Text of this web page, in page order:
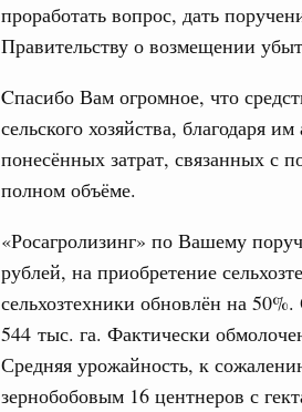
проработать вопрос, дать
Правительству о возмещении
Cпасибо Вам огромное, что
сельского хозяйства, благодаря
понесённых затрат, связанных с
полном объёме.
«Росагролизинг» по Вашему
рублей, на приобретение
сельхозтехники обновлён на
544 тыс. га. Фактически
Средняя урожайность, к
зернобобовым 16 центнеров с